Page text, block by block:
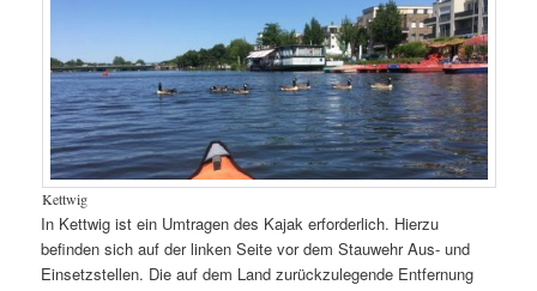
Kettwig
In Kettwig ist ein Umtragen des Kajak erforderlich. Hierzu
befinden sich auf der linken Seite vor dem Stauwehr Aus- und
Einsetzstellen. Die auf dem Land zurückzulegende Entfernung